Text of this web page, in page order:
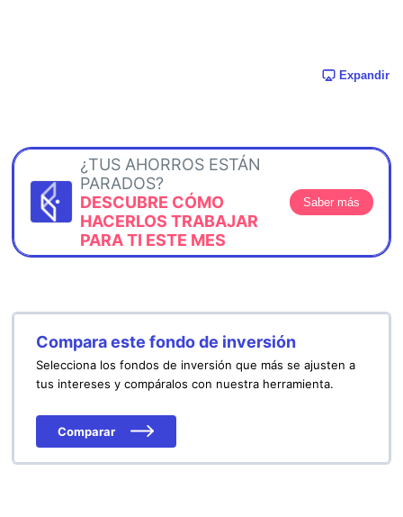
Expandir
¿TUS AHORROS ESTÁN
PARADOS?
DESCUBRE CÓMO
HACERLOS TRABAJAR
PARA TI ESTE MES
Saber más
Compara este fondo de inversión
Selecciona los fondos de inversión que más se ajusten a
tus intereses y compáralos con nuestra herramienta.
Comparar